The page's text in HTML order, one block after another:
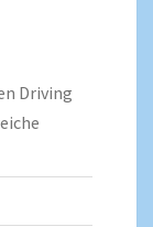
Driving